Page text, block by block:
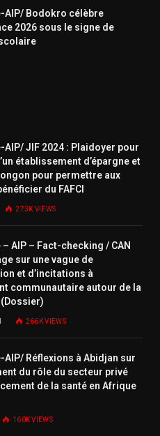
AIP/ Bodokro célèbre
2026 sous le signe de
AIP/ JIF 2024 : Plaidoyer pour
établissement d’épargne et
pour permettre aux
du FAFCI
273KVIEWS
– AIP – Fact-checking / CAN
sur une vague de
et d’incitations à
communautaire autour de la
266KVIEWS
AIP/ Réflexions à Abidjan sur
du rôle du secteur privé
de la santé en Afrique
160KVIEWS